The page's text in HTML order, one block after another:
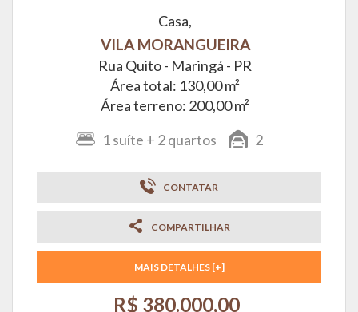
Casa,
VILA MORANGUEIRA
Rua Quito - Maringá - PR
Área total: 130,00 m²
Área terreno: 200,00 m²
1 suíte + 2quartos 2
CONTATAR
COMPARTILHAR
MAIS DETALHES [+]
R$ 380.000,00